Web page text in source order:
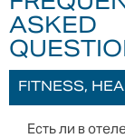
ASKED
FITNESS,
Есть ли в